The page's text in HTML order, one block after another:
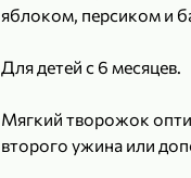
яблоком, персиком и
Для детей с 6 месяцев.
Мягкий творожок
второго ужина или